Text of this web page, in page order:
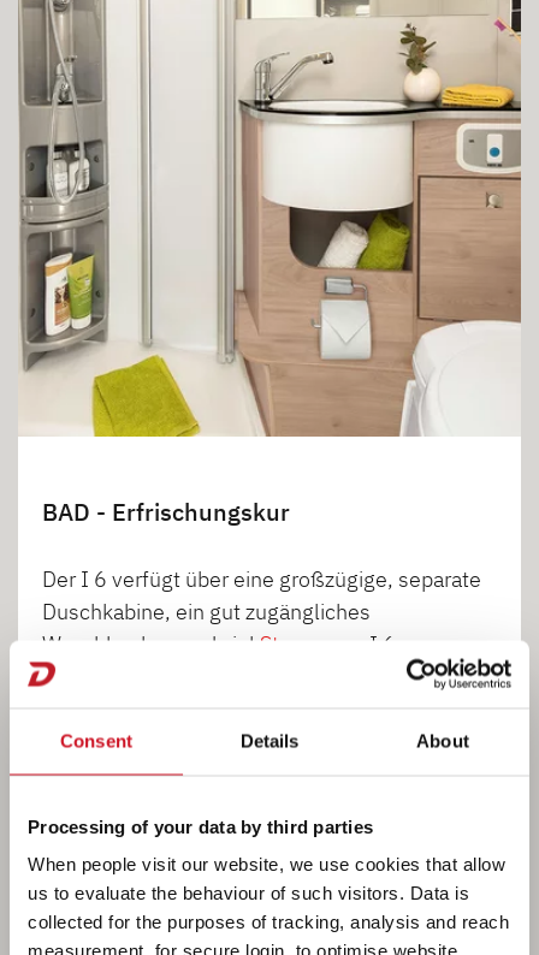
Consent Details About
Processing of your data by third parties
When people visit our website, we use cookies that allow
us to evaluate the behaviour of such visitors. Data is
collected for the purposes of tracking, analysis and reach
measurement, for secure login, to optimise website
BAD - Erfrischungskur
Der I 6 verfügt über eine großzügige, separate
Duschkabine, ein gut zugängliches
Waschbecken und viel Stauraum • I 6
1 2